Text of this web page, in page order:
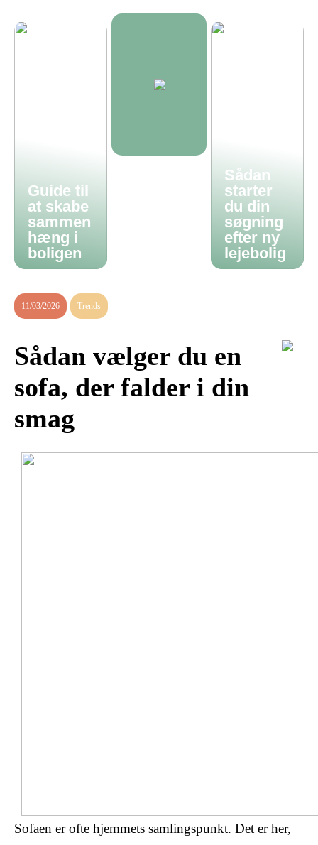
Guide til
at skabe
sammen
hæng i
boligen
Sådan
starter
du din
søgning
efter ny
lejebolig
11/03/2026 Trends
Sådan vælger du en
sofa, der falder i din
smag
Sofaen er ofte hjemmets samlingspunkt. Det er her,